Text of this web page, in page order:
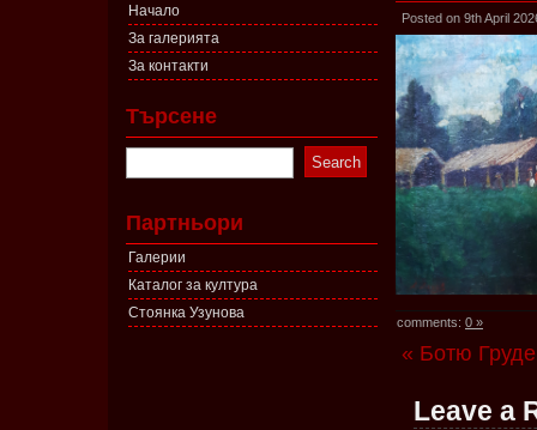
Начало
За галерията
За контакти
Търсене
Партньори
Галерии
Каталог за култура
Стоянка Узунова
Posted on 9th April
comments: 0 »
« Ботю
Leave a